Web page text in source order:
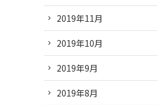
2019年11月
2019年10月
2019年9月
2019年8月